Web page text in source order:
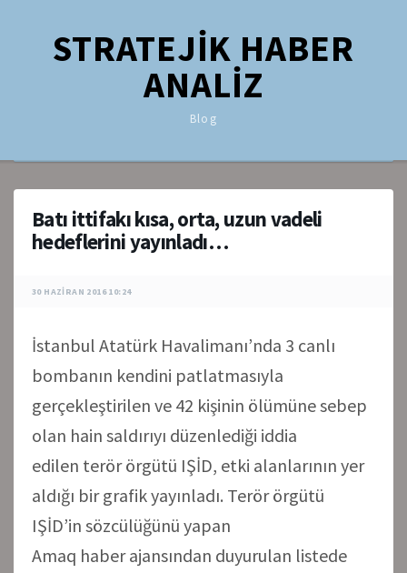
STRATEJİK HABER
ANALİZ
Blog
Batı ittifakı kısa, orta, uzun vadeli
hedeflerini yayınladı…
30 HAZIRAN 2016 10:24
İstanbul Atatürk Havalimanı’nda 3 canlı
bombanın kendini patlatmasıyla
gerçekleştirilen ve 42 kişinin ölümüne sebep
olan hain saldırıyı düzenlediği iddia
edilen terör örgütü IŞİD, etki alanlarının yer
aldığı bir grafik yayınladı. Terör örgütü
IŞİD’in sözcülüğünü yapan
Amaq haber ajansından duyurulan listede